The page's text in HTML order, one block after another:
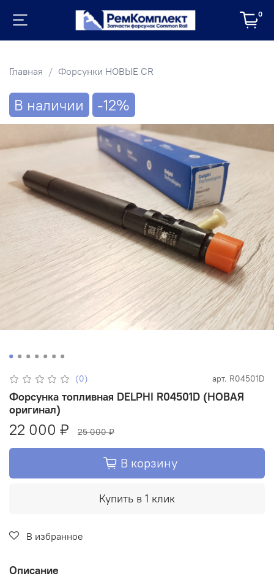
0
Главная Форсунки НОВЫЕ CR
В наличии -12%
(0) арт. R04501D
Форсунка топливная DELPHI R04501D (НОВАЯ
оригинал)
22 000 ₽ 25 000 ₽
В корзину
Купить в 1 клик
В избранное
Описание